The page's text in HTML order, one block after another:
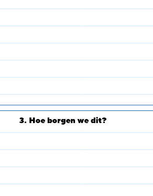
3. Hoe borgen we dit?